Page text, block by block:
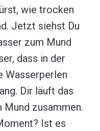
wie trocken
Jetzt siehst Du
zum Mund
dass in der
Wasserperlen
Dir läuft das
zusammen.
Ist es